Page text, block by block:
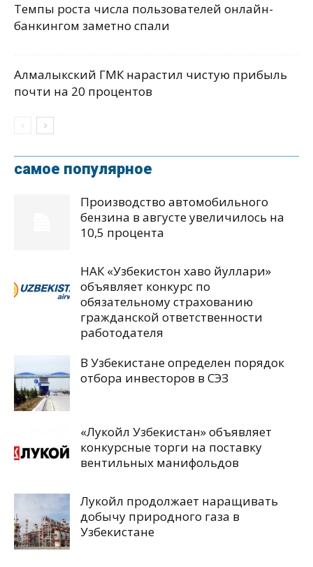
Темпы роста числа пользователей онлайн-
банкингом заметно спали
Алмалыкский ГМК нарастил чистую прибыль
почти на 20 процентов
самое популярное
Производство автомобильного
бензина в августе увеличилось на
10,5 процента
НАК «Узбекистон хаво йуллари»
объявляет конкурс по
обязательному страхованию
гражданской ответственности
работодателя
В Узбекистане определен порядок
отбора инвесторов в СЭЗ
«Лукойл Узбекистан» объявляет
конкурсные торги на поставку
вентильных манифольдов
Лукойл продолжает наращивать
добычу природного газа в
Узбекистане